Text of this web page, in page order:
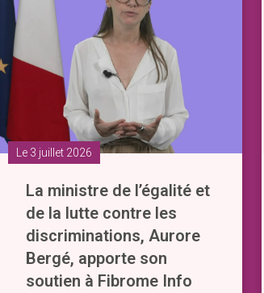
Le 3 juillet 2026
La ministre de l’égalité et
de la lutte contre les
discriminations, Aurore
Bergé, apporte son
soutien à Fibrome Info